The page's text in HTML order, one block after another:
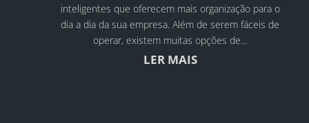
inteligentes que oferecem mais organização para o
dia a dia da sua empresa. Além de serem fáceis de
operar, existem muitas opções de...
LER MAIS